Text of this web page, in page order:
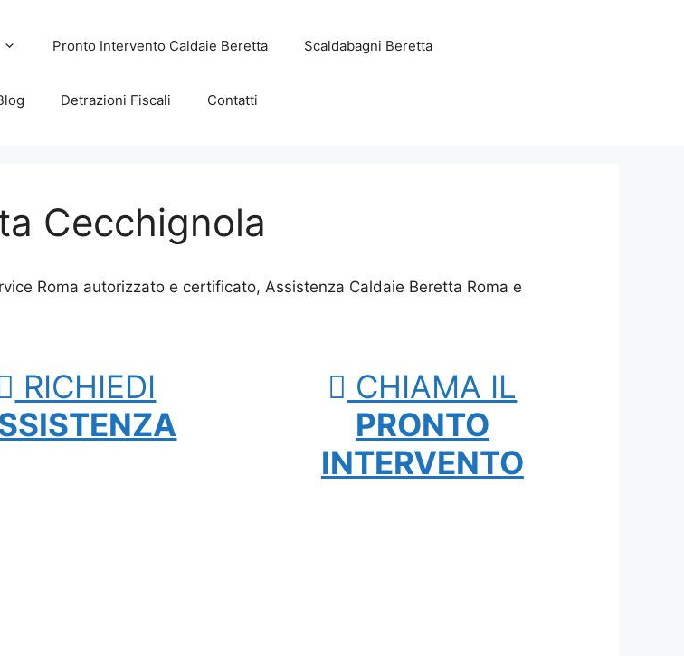
Pronto Intervento Caldaie Beretta Scaldabagni Beretta
Detrazioni Fiscali Contatti
Cecchignola
Roma autorizzato e certificato, Assistenza Caldaie Beretta Roma e
RICHIEDI
CHIAMA IL
PRONTO
INTERVENTO